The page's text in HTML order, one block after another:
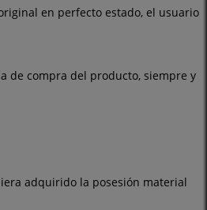
en perfecto estado, el usuario
de compra del producto, siempre y
adquirido la posesión material